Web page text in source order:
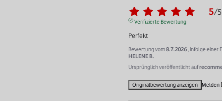
5/5
Verifizierte Bewertung
Perfekt
Bewertung vom8.7.2026 , infolge einer
HELENE B.
Ursprünglich veröffentlicht auf
Originalbewertung anzeigen Melden